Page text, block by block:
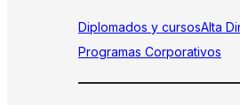
Diplomados y cursosAlta
Programas Corporativos